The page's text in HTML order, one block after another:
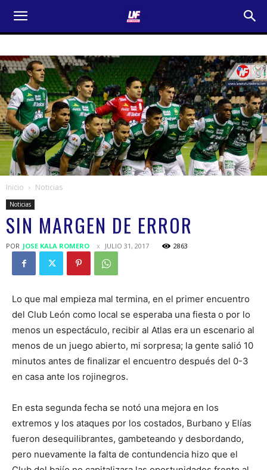
Inicio Noticias
Noticias
SIN MARGEN DE ERROR
POR JOSE KALA ROMERO JULIO 31, 2017 2863
Lo que mal empieza mal termina, en el primer encuentro
del Club León como local se esperaba una fiesta o por lo
menos un espectáculo, recibir al Atlas era un escenario al
menos de un juego abierto, mi sorpresa; la gente salió 10
minutos antes de finalizar el encuentro después del 0-3
en casa ante los rojinegros.
En esta segunda fecha se notó una mejora en los
extremos y los ataques por los costados, Burbano y Elías
fueron desequilibrantes, gambeteando y desbordando,
pero nuevamente la falta de contundencia hizo que el